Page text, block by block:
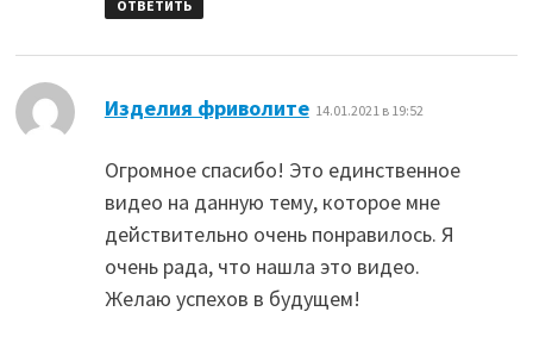
ОТВЕТИТЬ
Изделия фриволите: 14.01.2021 в 19:52
Огромное спасибо! Это единственное
видео на данную тему, которое мне
действительно очень понравилось. Я
очень рада, что нашла это видео.
Желаю успехов в будущем!